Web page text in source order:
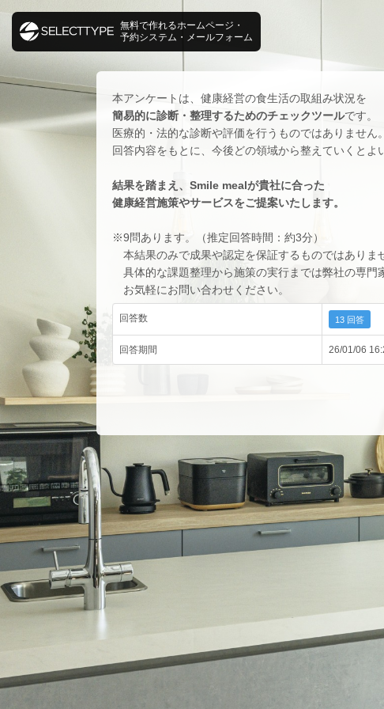
本アンケートは、健康経営の食生活の取組み状況を
簡易的に診断・整理するためのチェックツールです。
医療的・法的な診断や評価を行うものではありません。
回答内容をもとに、今後どの領域から整えていくとよ
結果を踏まえ、Smile mealが貴社に合った
健康経営施策やサービスをご提案いたします。
※9問あります。（推定回答時間：約3分）
本結果のみで成果や認定を保証するものではありま
具体的な課題整理から施策の実行までは弊社の専門
お気軽にお問い合わせください。
回答数 13 回答
回答期間 26/01/06
無料で作れるホームページ・
予約システム・メールフォーム